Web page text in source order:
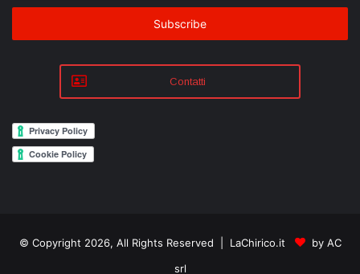
Email
Contatti
© Copyright 2026, All Rights Reserved | LaChirico.it
by AC
srl